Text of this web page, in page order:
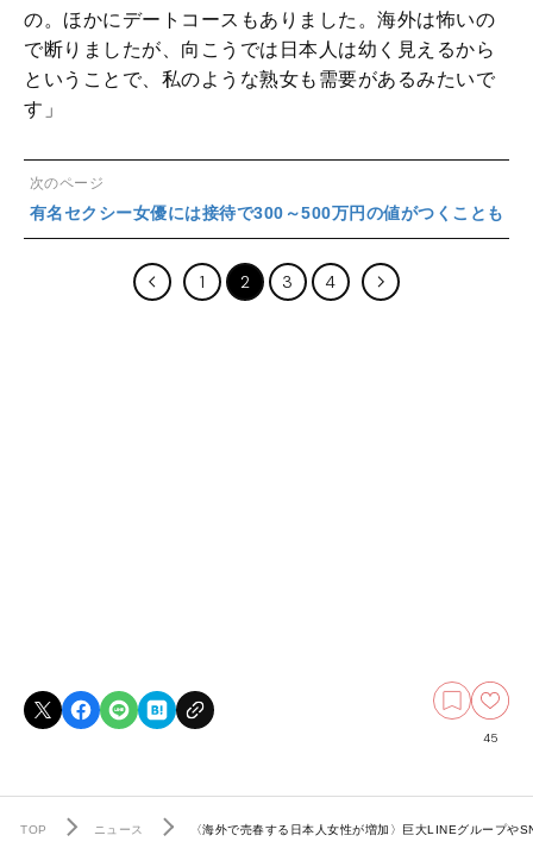
の。ほかにデートコースもありました。海外は怖いの
で断りましたが、向こうでは日本人は幼く見えるから
ということで、私のような熟女も需要があるみたいで
す」
次のページ
有名セクシー女優には接待で300～500万円の値がつくことも
1 2 3 4
45
TOP ニュース 〈海外で売春する日本人女性が増加〉巨大LINEグループや